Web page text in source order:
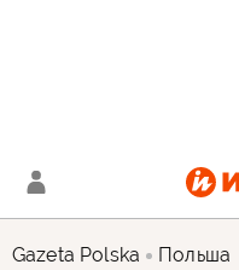
Gazeta Polska Польша